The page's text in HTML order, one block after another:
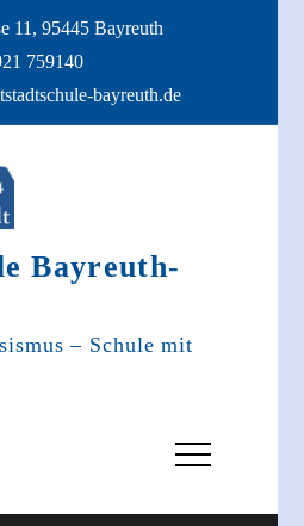
11, 95445 Bayreuth
759140
bayreuth.de
Bayreuth-
– Schule mit